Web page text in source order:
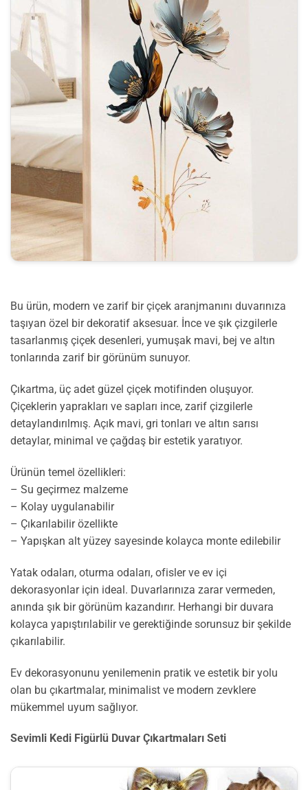
Bu ürün, modern ve zarif bir çiçek aranjmanını duvarınıza
taşıyan özel bir dekoratif aksesuar. İnce ve şık çizgilerle
tasarlanmış çiçek desenleri, yumuşak mavi, bej ve altın
tonlarında zarif bir görünüm sunuyor.
Çıkartma, üç adet güzel çiçek motifinden oluşuyor.
Çiçeklerin yaprakları ve sapları ince, zarif çizgilerle
detaylandırılmış. Açık mavi, gri tonları ve altın sarısı
detaylar, minimal ve çağdaş bir estetik yaratıyor.
Ürünün temel özellikleri:
– Su geçirmez malzeme
– Kolay uygulanabilir
– Çıkarılabilir özellikte
– Yapışkan alt yüzey sayesinde kolayca monte edilebilir
Yatak odaları, oturma odaları, ofisler ve ev içi
dekorasyonlar için ideal. Duvarlarınıza zarar vermeden,
anında şık bir görünüm kazandırır. Herhangi bir duvara
kolayca yapıştırılabilir ve gerektiğinde sorunsuz bir şekilde
çıkarılabilir.
Ev dekorasyonunu yenilemenin pratik ve estetik bir yolu
olan bu çıkartmalar, minimalist ve modern zevklere
mükemmel uyum sağlıyor.
Sevimli Kedi Figürlü Duvar Çıkartmaları Seti